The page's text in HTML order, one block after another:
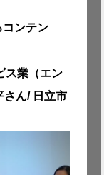
コンテン
ス業（エン
さん/ 日立市